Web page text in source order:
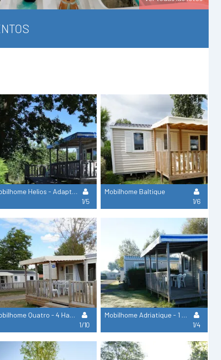
Mobilhome Helios - Adaptado Para Personas Con Movilidad Reducida
1/5
Mobilhome Baltique
1/6
Mobilhome Quatro - 4 Habitaciones 2 Duchas
1/10
Mobilhome Adriatique - 1 Habitación
1/4